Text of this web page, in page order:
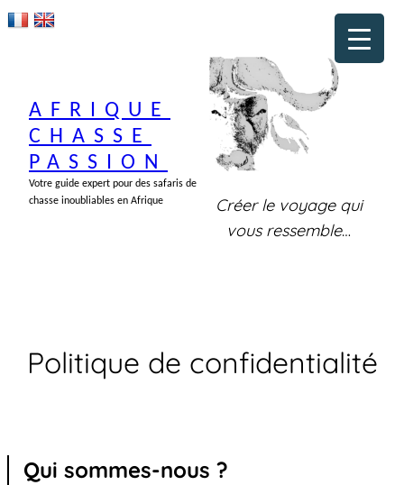
Aller
AFRIQUE
CHASSE
PASSION
Votre guide expert pour des safaris de
chasse inoubliables en Afrique
Créer le voyage qui
vous ressemble…
Politique de confidentialité
Qui sommes-nous ?